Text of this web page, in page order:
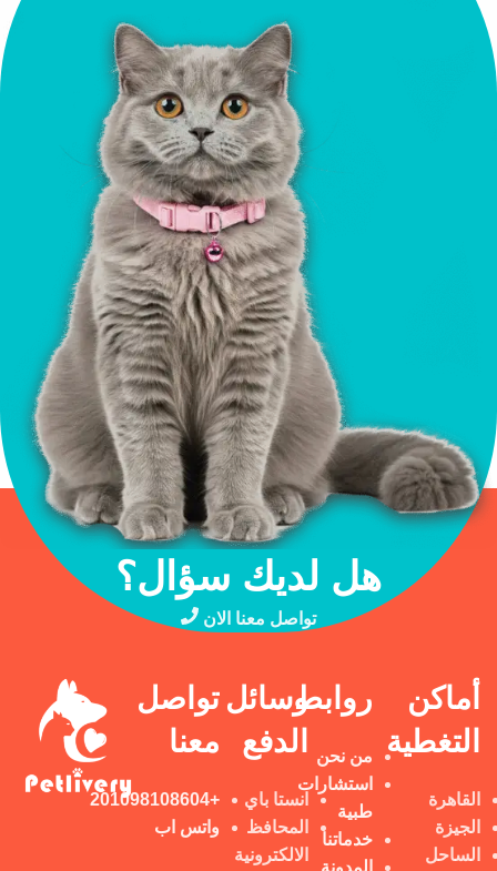
هل لديك سؤال؟
تواصل معنا الان
أماكن
التغطية
القاهرة
الجيزة
الساحل
روابط
من نحن
استشارات
طبية
خدماتنا
وسائل
الدفع
انستا باي
المحافظ
الالكترونية
تواصل
معنا
+201098108604
واتس اب